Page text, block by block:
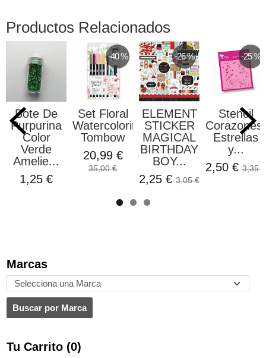
Marcas
Tu Carrito (0)
Productos Relacionados
Bote De
Purpurina
Color
Verde
Amelie...
1,25 €
-40 %
Set Floral
Watercoloring
Tombow
20,99 €
35,00 €
-26 %
ELEMENT
STICKER
MAGICAL
BIRTHDAY
BOY...
2,25 € 3,05 €
-25 %
Stencil
Corazones,
Estrellas
y...
2,50 € 3,35 €